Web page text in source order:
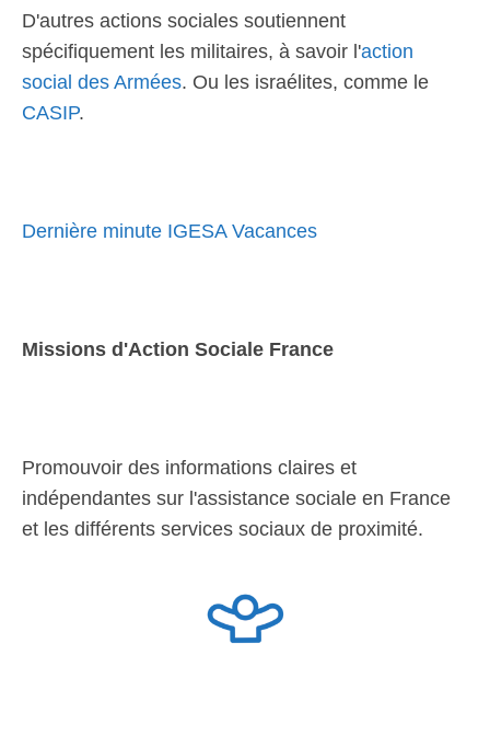
D'autres actions sociales soutiennent
spécifiquement les militaires, à savoir l'action
social des Armées. Ou les israélites, comme le
CASIP.
Dernière minute IGESA Vacances
Missions d'Action Sociale France
Promouvoir des informations claires et
indépendantes sur l'assistance sociale en France
et les différents services sociaux de proximité.